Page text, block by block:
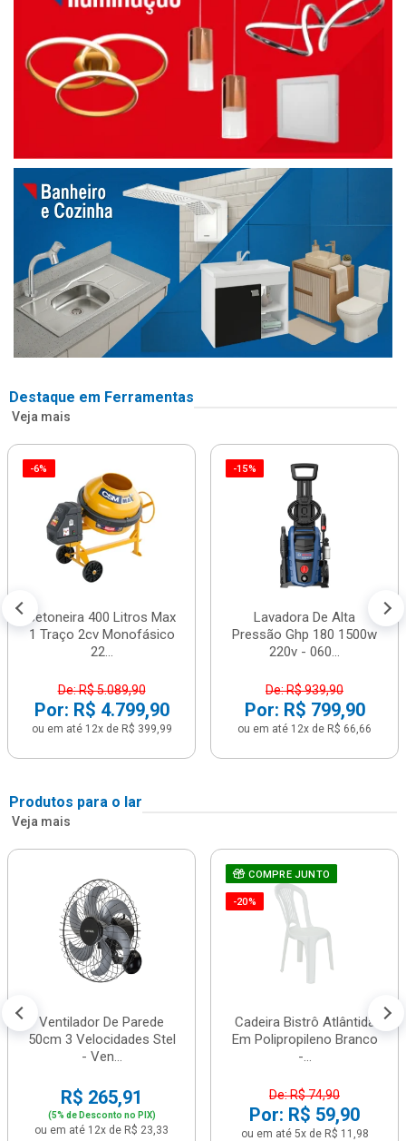
Destaque em Ferramentas
Veja mais
-6%
Betoneira 400 Litros Max
1 Traço 2cv Monofásico
22...
De: R$ 5.089,90
Por: R$ 4.799,90
ou em até 12x de R$ 399,99
-15%
Lavadora De Alta
Pressão Ghp 180 1500w
220v - 060...
De: R$ 939,90
Por: R$ 799,90
ou em até 12x de R$ 66,66
Produtos para o lar
Veja mais
Ventilador De Parede
50cm 3 Velocidades Stel
- Ven...
R$ 265,91
(5% de Desconto no PIX)
ou em até 12x de R$ 23,33
COMPRE JUNTO
-20%
Cadeira Bistrô Atlântida
Em Polipropileno Branco
-...
De: R$ 74,90
Por: R$ 59,90
ou em até 5x de R$ 11,98